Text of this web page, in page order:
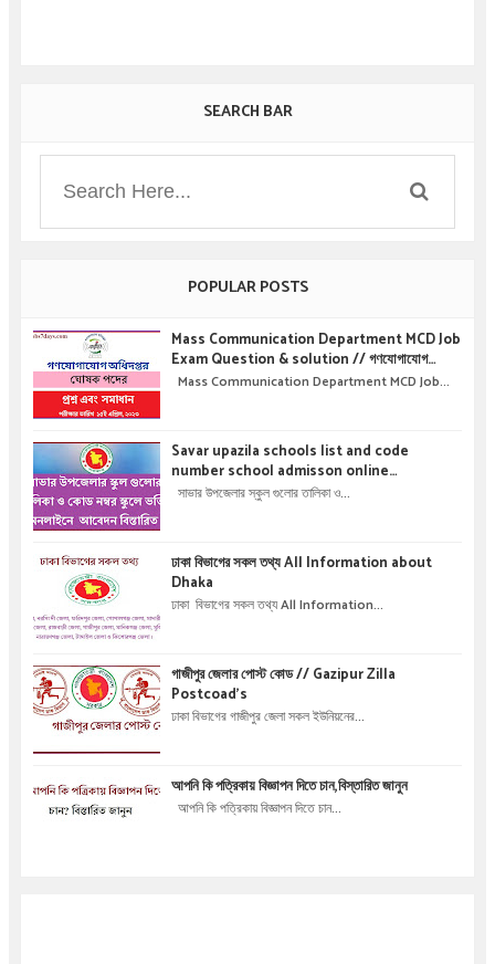
SEARCH BAR
POPULAR POSTS
Mass Communication Department MCD Job
Exam Question & solution // গণযোগাযোগ
অধিদপ্তরে নিয়োগ পরীক্ষার প্রশ্ন এবং সমাধান
Mass Communication Department MCD Job...
Savar upazila schools list and code
number school admisson online
application details !! সাভার উপজেলার স্কুল গুলোর
সাভার উপজেলার স্কুল গুলোর তালিকা ও...
ঢাকা বিভাগের সকল তথ্য All Information about
Dhaka
ঢাকা বিভাগের সকল তথ্য All Information...
গাজীপুর জেলার পোস্ট কোড // Gazipur Zilla
Postcoad's
ঢাকা বিভাগের গাজীপুর জেলা সকল ইউনিয়নের...
আপনি কি পত্রিকায় বিজ্ঞাপন দিতে চান,বিস্তারিত জানুন
আপনি কি পত্রিকায় বিজ্ঞাপন দিতে চান...